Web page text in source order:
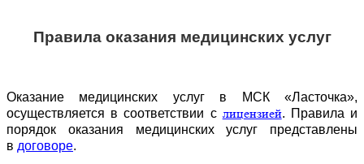
Правила оказания медицинских услуг
Оказание медицинских услуг в МСК «Ласточка»,
осуществляется в соответствии с лицензией. Правила и
порядок оказания медицинских услуг представлены
в договоре.